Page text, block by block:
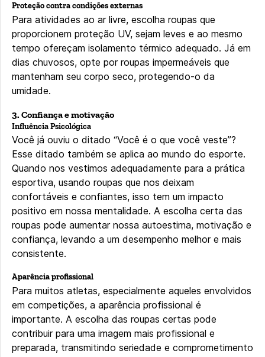
Proteção contra condições externas
Para atividades ao ar livre, escolha roupas que
proporcionem proteção UV, sejam leves e ao mesmo
tempo ofereçam isolamento térmico adequado. Já em
dias chuvosos, opte por roupas impermeáveis que
mantenham seu corpo seco, protegendo-o da
umidade.
3. Confiança e motivação
Influência Psicológica
Você já ouviu o ditado “Você é o que você veste”?
Esse ditado também se aplica ao mundo do esporte.
Quando nos vestimos adequadamente para a prática
esportiva, usando roupas que nos deixam
confortáveis e confiantes, isso tem um impacto
positivo em nossa mentalidade. A escolha certa das
roupas pode aumentar nossa autoestima, motivação e
confiança, levando a um desempenho melhor e mais
consistente.
Aparência profissional
Para muitos atletas, especialmente aqueles envolvidos
em competições, a aparência profissional é
importante. A escolha das roupas certas pode
contribuir para uma imagem mais profissional e
preparada, transmitindo seriedade e comprometimento